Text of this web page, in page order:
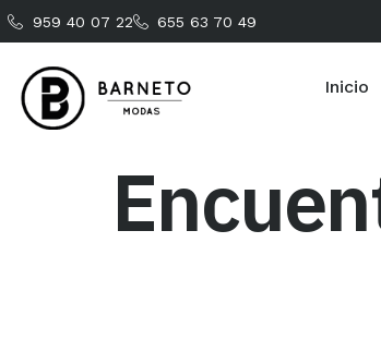
959 40 07 22 655 63 70 49
Inicio